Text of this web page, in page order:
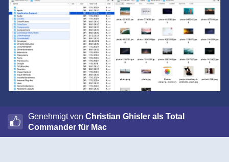
Genehmigt von Christian Ghisler als Total
Commander für Mac